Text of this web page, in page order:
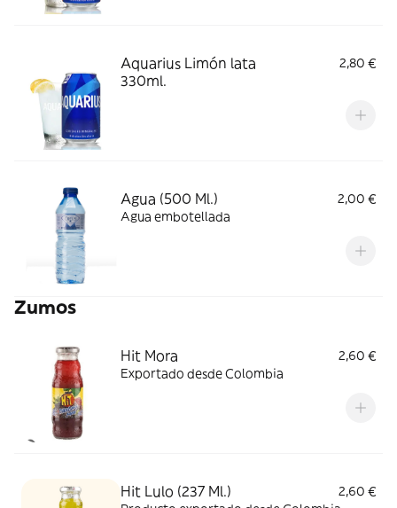
Aquarius Limón lata
330ml.
2,80 €
Agua (500 Ml.)
2,00 €
Agua embotellada
Zumos
Hit Mora
2,60 €
Exportado desde Colombia
Hit Lulo (237 Ml.)
2,60 €